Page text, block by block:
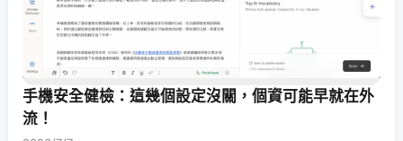
手機安全健檢：這幾個設定沒關，個資可能早就在外
流！